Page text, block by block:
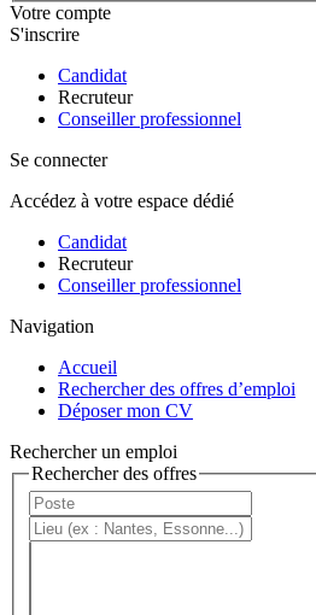
Votre compte
S'inscrire
Candidat
Recruteur
Conseiller professionnel
Se connecter
Accédez à votre espace dédié
Candidat
Recruteur
Conseiller professionnel
Navigation
Accueil
Rechercher des offres d’emploi
Déposer mon CV
Rechercher un emploi
Rechercher des offres